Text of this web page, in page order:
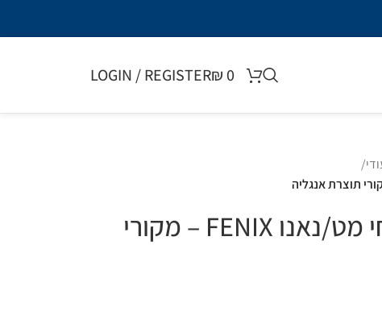
₪0
LOGIN / REGISTER
/
תרסיס ניקוי למשטחי מט/נאנו FENIX – מקורי